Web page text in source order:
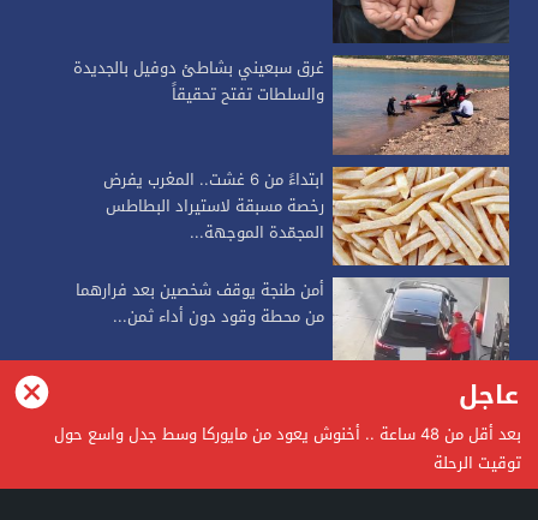
غرق سبعيني بشاطئ دوفيل بالجديدة
والسلطات تفتح تحقيقاً
ابتداءً من 6 غشت.. المغرب يفرض
رخصة مسبقة لاستيراد البطاطس
المجمّدة الموجهة...
أمن طنجة يوقف شخصين بعد فرارهما
من محطة وقود دون أداء ثمن...
alkalimapress
عاجل
بعد أقل من 48 ساعة .. أخنوش يعود من مايوركا وسط جدل واسع حول
توقيت الرحلة